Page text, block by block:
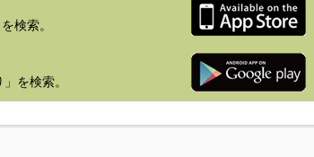
検索。
を検索。